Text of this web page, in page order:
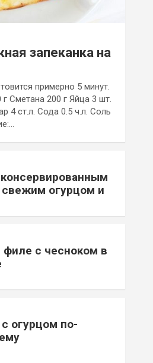
запеканка на
примерно 5 минут.
Сметана 200 г Яйца 3 шт.
4 ст.л. Сода 0.5 ч.л. Соль
огурцом и
филе с чесноком в
огурцом по-